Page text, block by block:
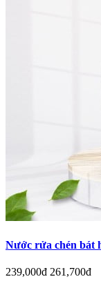
Nước rửa chén bát
239,000đ 261,700đ